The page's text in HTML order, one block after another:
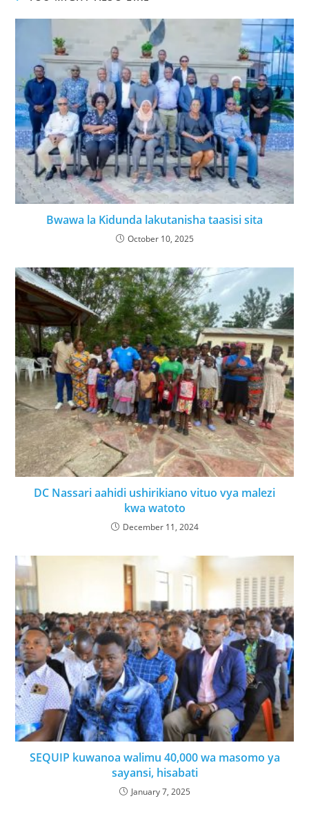
Bwawa la Kidunda lakutanisha taasisi sita
October 10, 2025
DC Nassari aahidi ushirikiano vituo vya malezi
kwa watoto
December 11, 2024
SEQUIP kuwanoa walimu 40,000 wa masomo ya
sayansi, hisabati
January 7, 2025